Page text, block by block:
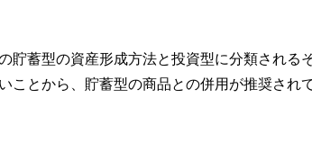
貯蓄型の資産形成方法と投資型に分類される
ことから、貯蓄型の商品との併用が推奨され